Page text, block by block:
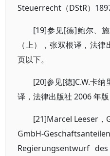
Steuerrecht（DStR）
[19]参见[德]鲍尔、
（上），张双根译，法
页以下。
[20]参见[德]C.W.卡
译，法律出版社 2006 年版
[21]Marcel Leeser
GmbH-
Regierungsentwurf